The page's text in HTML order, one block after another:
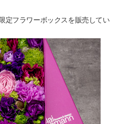
定フラワーボックスを販売してい